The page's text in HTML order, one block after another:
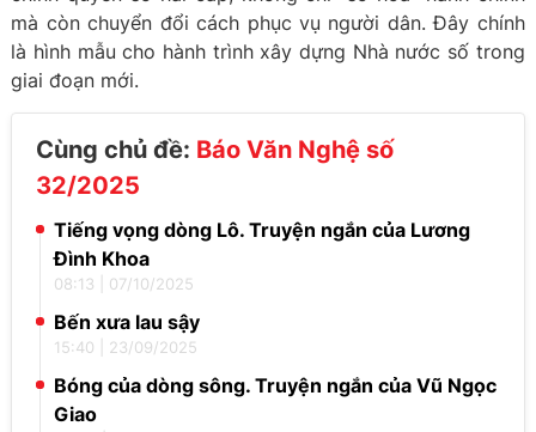
mà còn chuyển đổi cách phục vụ người dân. Đây chính
là hình mẫu cho hành trình xây dựng Nhà nước số trong
giai đoạn mới.
Cùng chủ đề: Báo Văn Nghệ số
32/2025
Tiếng vọng dòng Lô. Truyện ngắn của Lương
Đình Khoa
08:13 07/10/2025
Bến xưa lau sậy
15:40 23/09/2025
Bóng của dòng sông. Truyện ngắn của Vũ Ngọc
Giao